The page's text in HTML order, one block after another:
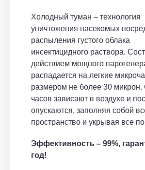
Холодный туман – технология
уничтожения насекомых
распыления густого облака
инсектицидного раствора.
действием мощного
распадается на легкие
размером не более 30 микрон.
часов зависают в воздухе и
опускаются, заполняя собой
пространство и укрывая все
Эффективность – 99%,
год!